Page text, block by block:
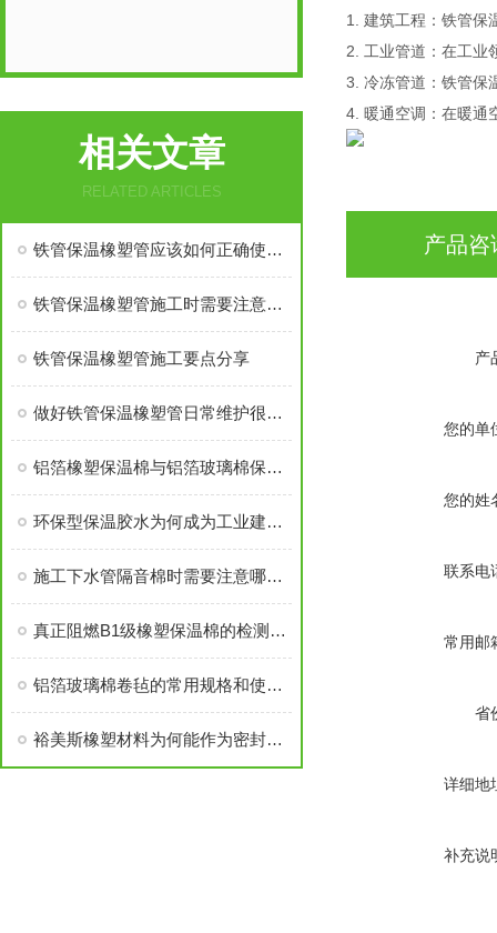
相关文章
RELATED ARTICLES
铁管保温橡塑管应该如何正确使用呢？
铁管保温橡塑管施工时需要注意哪些？
铁管保温橡塑管施工要点分享
做好铁管保温橡塑管日常维护很重要
铝箔橡塑保温棉与铝箔玻璃棉保温棉哪个价格高
环保型保温胶水为何成为工业建筑的“好帮手”
施工下水管隔音棉时需要注意哪些要点？
真正阻燃B1级橡塑保温棉的检测标准及技术指标
铝箔玻璃棉卷毡的常用规格和使用方法
裕美斯橡塑材料为何能作为密封件呢？
1. 建筑工程：铁管保
2. 工业管道：在工业
3. 冷冻管道：铁管保
4. 暖通空调：在暖通
产品咨
产
您的单
您的姓
联系电
常用邮
省
详细地
补充说